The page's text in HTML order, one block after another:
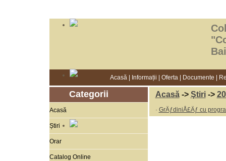
Acasă Informații Oferta Documente
Categorii
Acasă
Știri
Orar
Catalog Online
Acasă-> Ştiri->
· GrÄƒdiniÅ£Äƒ cu